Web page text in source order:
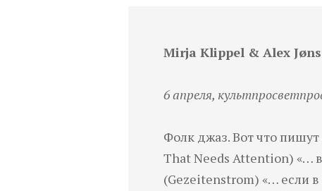
Mirja Klippel & Alex
6 апреля,
Фолк джаз. Вот что
That Needs Attention) «…
(Gezeitenstrom) «… если